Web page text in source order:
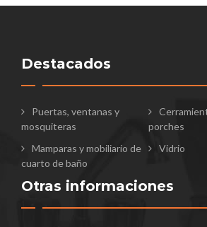
Destacados
Puertas, ventanas y
mosquiteras
porches
Mamparas y mobiliario de
cuarto de baño
Vidrio
Otras informaciones